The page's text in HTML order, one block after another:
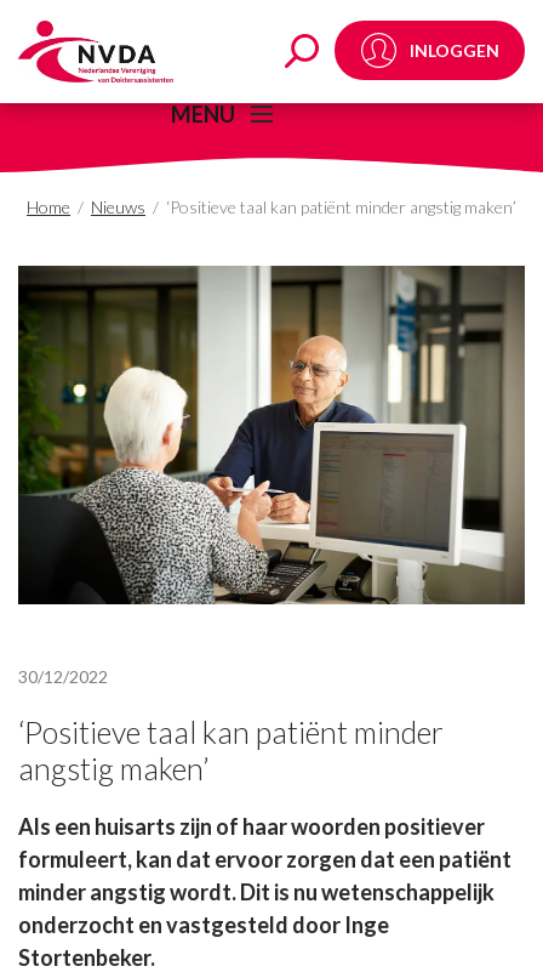
‘Positieve taal kanINLOGGEN
MENU
Home / Nieuws / ‘Positieve taal kan patiënt minder angstig maken’
30/12/2022
‘Positieve taal kan patiënt minder
angstig maken’
Als een huisarts zijn of haar woorden positiever
formuleert, kan dat ervoor zorgen dat een patiënt
minder angstig wordt. Dit is nu wetenschappelijk
onderzocht en vastgesteld door Inge
Stortenbeker.